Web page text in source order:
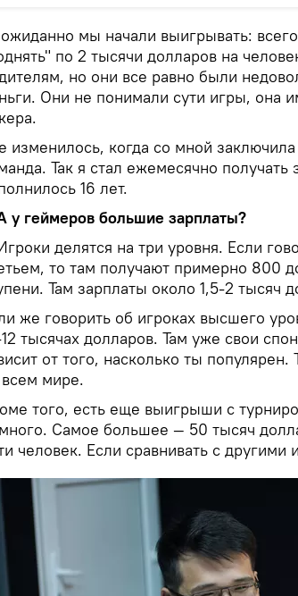
мы начали выигрывать:
по 2 тысячи долларов на
но они все равно были
Они не понимали сути игры, она
изменилось, когда со мной заключила
Так я стал ежемесячно
16 лет.
у геймеров большие зарплаты?
делятся на три уровня. Если
то там получают примерно 800
Там зарплаты около 1,5-2 тысяч
же говорить об игроках высшего
тысячах долларов. Там уже свои
от того, насколько ты популярен.
мире.
того, есть еще выигрыши с
Самое большее — 50 тысяч
человек. Если сравнивать с другими